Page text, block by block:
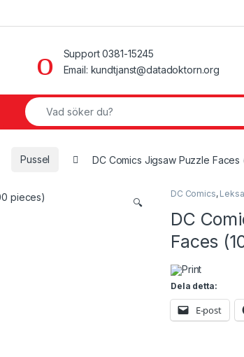
Support 0381-15245
Email: kundtjanst@datadoktorn.org
Search for:
Pussel DC Comics Jigsaw Puzzle Faces
🔍
DC Comics,
DC
Faces
Print
Dela detta:
E-post